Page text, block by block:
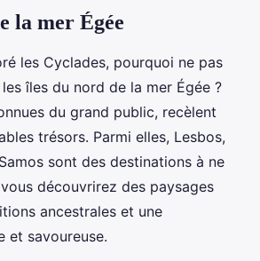
la mer Égée
les Cyclades, pourquoi ne pas
îles du nord de la mer Égée ?
du grand public, recèlent
trésors. Parmi elles, Lesbos,
sont des destinations à ne
découvrirez des paysages
ancestrales et une
et savoureuse.